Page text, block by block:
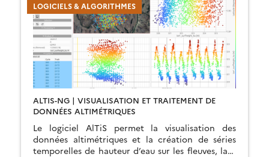
LOGICIELS & ALGORITHMES
ALTIS-NG | VISUALISATION ET TRAITEMENT DE
DONNÉES ALTIMÉTRIQUES
Le logiciel AlTiS permet la visualisation des
données altimétriques et la création de séries
temporelles de hauteur d’eau sur les fleuves, lacs